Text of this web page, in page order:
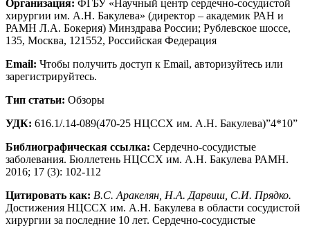
Организация: ФГБУ «Научный центр сердечно-сосудистой
хирургии им. А.Н. Бакулева» (директор – академик РАН и
РАМН Л.А. Бокерия) Минздрава России; Рублевское шоссе,
135, Москва, 121552, Российская Федерация
Email: Чтобы получить доступ к Email, авторизуйтесь или
зарегистрируйтесь.
Тип статьи: Обзоры
УДК: 616.1/.14-089(470-25 НЦССХ им. А.Н. Бакулева)”4*10”
Библиографическая ссылка: Сердечно-сосудистые
заболевания. Бюллетень НЦССХ им. А.Н. Бакулева РАМН.
2016; 17 (3): 102-112
Цитировать как: В.С. Аракелян, Н.А. Дарвиш, С.И. Прядко.
Достижения НЦССХ им. А.Н. Бакулева в области сосудистой
хирургии за последние 10 лет. Сердечно-сосудистые